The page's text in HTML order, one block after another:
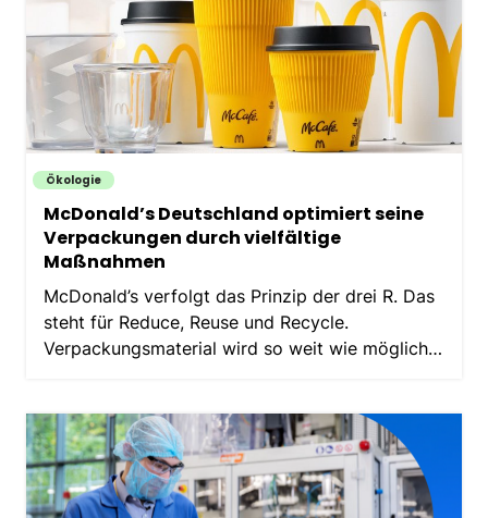
Ökologie
McDonald’s Deutschland optimiert seine
Verpackungen durch vielfältige
Maßnahmen
McDonald’s verfolgt das Prinzip der drei R. Das
steht für Reduce, Reuse und Recycle.
Verpackungsmaterial wird so weit wie möglich
Recyclingfähigkeit der Verpackungen…